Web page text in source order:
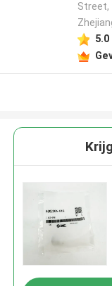
Street,
5.0